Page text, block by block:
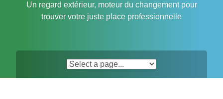
Un regard extérieur, moteur du changement pour
trouver votre juste place professionnelle